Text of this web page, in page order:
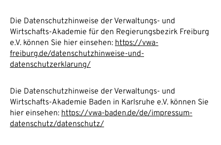
Die Datenschutzhinweise der Verwaltungs- und
Wirtschafts-Akademie für den Regierungsbezirk Freiburg
e.V. können Sie hier einsehen: https://vwa-
freiburg.de/datenschutzhinweise-und-
datenschutzerklarung/
Die Datenschutzhinweise der Verwaltungs- und
Wirtschafts-Akademie Baden in Karlsruhe e.V. können Sie
hier einsehen: https://vwa-baden.de/de/impressum-
datenschutz/datenschutz/